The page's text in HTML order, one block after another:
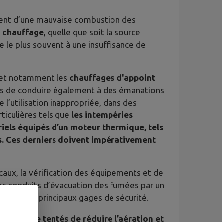
d’une mauvaise combustion des
chauffage , quelle que soit la source
le plus souvent à une insuffisance de
notamment les chauffages d'appoint
de conduire également à des émanations
inappropriée, dans des
tels que les intempéries
équipés d’un moteur thermique, tels
Ces derniers doivent impérativement
la vérification des équipements et de
conduits d’évacuation des fumées par un
les principaux gages de sécurité.
être tentés de réduire l’aération et